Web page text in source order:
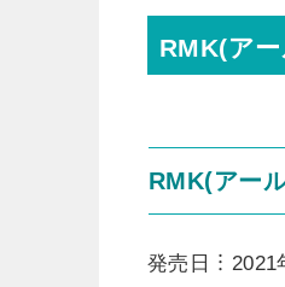
RMK(ア
RMK(アー
発売日︙2021